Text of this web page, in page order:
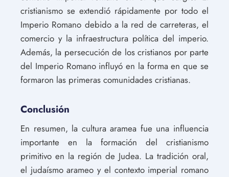
cristianismo se extendió rápidamente por todo el
Imperio Romano debido a la red de carreteras, el
comercio y la infraestructura política del imperio.
Además, la persecución de los cristianos por parte
del Imperio Romano influyó en la forma en que se
formaron las primeras comunidades cristianas.
Conclusión
En resumen, la cultura aramea fue una influencia
importante en la formación del cristianismo
primitivo en la región de Judea. La tradición oral,
el judaísmo arameo y el contexto imperial romano